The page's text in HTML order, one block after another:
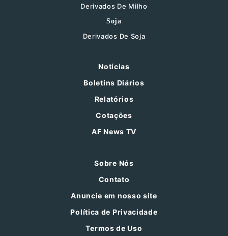
Derivados De Milho
Soja
Derivados De Soja
Notícias
Boletins Diários
Relatórios
Cotações
AF News TV
Sobre Nós
Contato
Anuncie em nosso site
Política de Privacidade
Termos de Uso